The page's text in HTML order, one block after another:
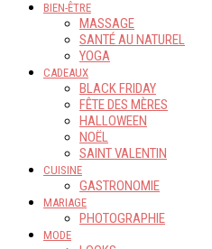
BIEN-ÊTRE
MASSAGE
SANTÉ AU NATUREL
YOGA
CADEAUX
BLACK FRIDAY
FÊTE DES MÈRES
HALLOWEEN
NOËL
SAINT VALENTIN
CUISINE
GASTRONOMIE
MARIAGE
PHOTOGRAPHIE
MODE